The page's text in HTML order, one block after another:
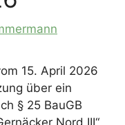
15. April 2026
über ein
§ 25 BauGB
Nord III“